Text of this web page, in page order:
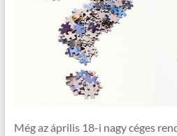
Még az április 18-i nagy céges